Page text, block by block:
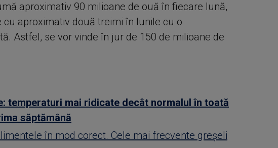
aproximativ 90 milioane de ouă în fiecare lună,
aproximativ două treimi în lunile cu o
Astfel, se vor vinde în jur de 150 de milioane de
temperaturi mai ridicate decât normalul în toată
săptămână
în mod corect. Cele mai frecvente greșeli